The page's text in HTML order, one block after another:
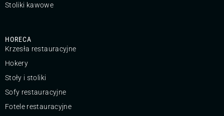
Stoliki kawowe
HORECA
Krzesła restauracyjne
Hokery
Stoły i stoliki
Sofy restauracyjne
Fotele restauracyjne